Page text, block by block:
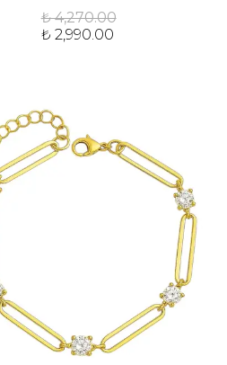
₺ 4,270.00
₺ 2,990.00